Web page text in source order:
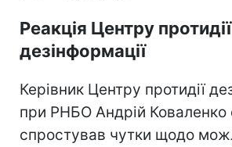
Реакція Центру протидії
дезінформації
Керівник Центру протидії
при РНБО Андрій Коваленко
спростував чутки щодо